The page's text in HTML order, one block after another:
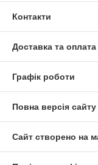
Контакти
Доставка та оплата
Графік роботи
Повна версія сайту
Сайт створено на